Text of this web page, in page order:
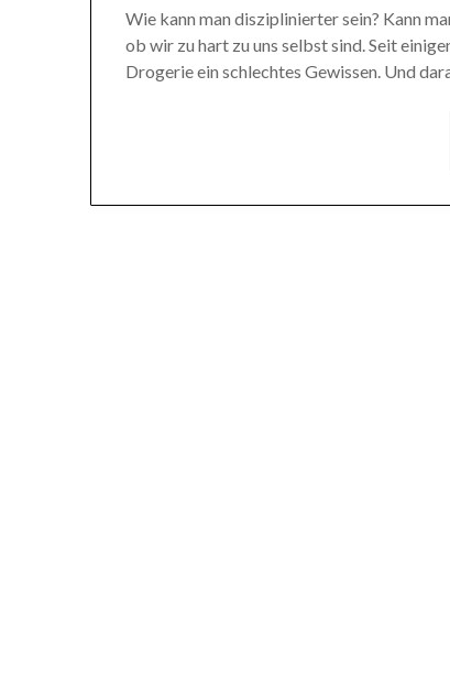
Wie kann man disziplinierter sein? Kann
ob wir zu hart zu uns selbst sind. Seit
Drogerie ein schlechtes Gewissen. Und